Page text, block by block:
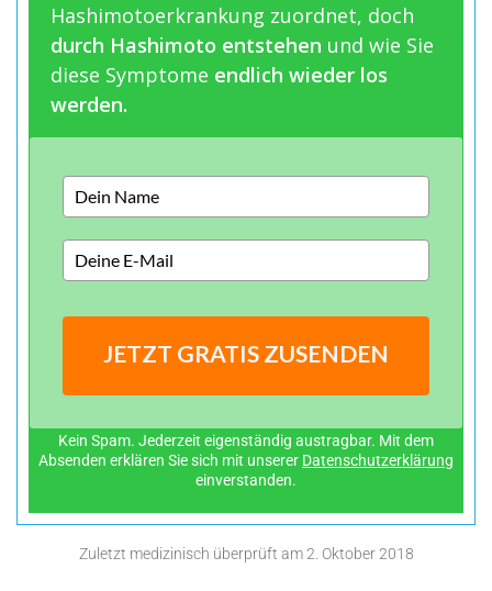
Hashimotoerkrankung zuordnet, doch
durch Hashimoto entstehen und wie Sie
diese Symptome endlich wieder los
werden.
JETZT GRATIS ZUSENDEN
Kein Spam. Jederzeit eigenständig austragbar. Mit dem
Absenden erklären Sie sich mit unserer Datenschutzerklärung
einverstanden.
Zuletzt medizinisch überprüft am2. Oktober 2018